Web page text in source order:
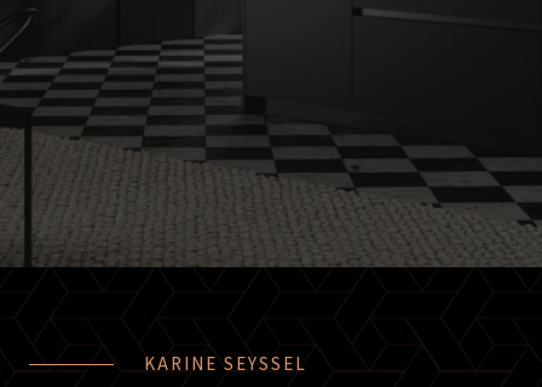
KARINE SEYSSEL